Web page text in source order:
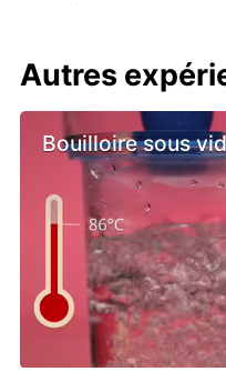
Autres
Bouilloire sous